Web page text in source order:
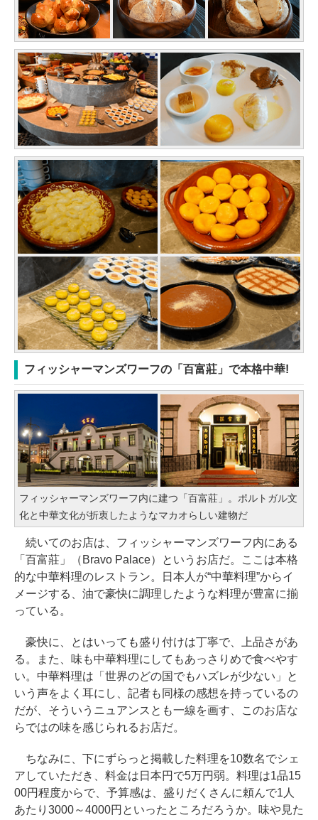
フィッシャーマンズワーフの「百富莊」で本格中華!
フィッシャーマンズワーフ内に建つ「百富莊」。ポルトガル文
化と中華文化が折衷したようなマカオらしい建物だ
続いてのお店は、フィッシャーマンズワーフ内にある
「百富莊」（Bravo Palace）というお店だ。ここは本格
的な中華料理のレストラン。日本人が“中華料理”からイ
メージする、油で豪快に調理したような料理が豊富に揃
っている。
豪快に、とはいっても盛り付けは丁寧で、上品さがあ
る。また、味も中華料理にしてもあっさりめで食べやす
い。中華料理は「世界のどの国でもハズレが少ない」と
いう声をよく耳にし、記者も同様の感想を持っているの
だが、そういうニュアンスとも一線を画す、このお店な
らではの味を感じられるお店だ。
ちなみに、下にずらっと掲載した料理を10数名でシェ
アしていただき、料金は日本円で5万円弱。料理は1品15
00円程度からで、予算感は、盛りだくさんに頼んで1人
あたり3000～4000円といったところだろうか。味や見た